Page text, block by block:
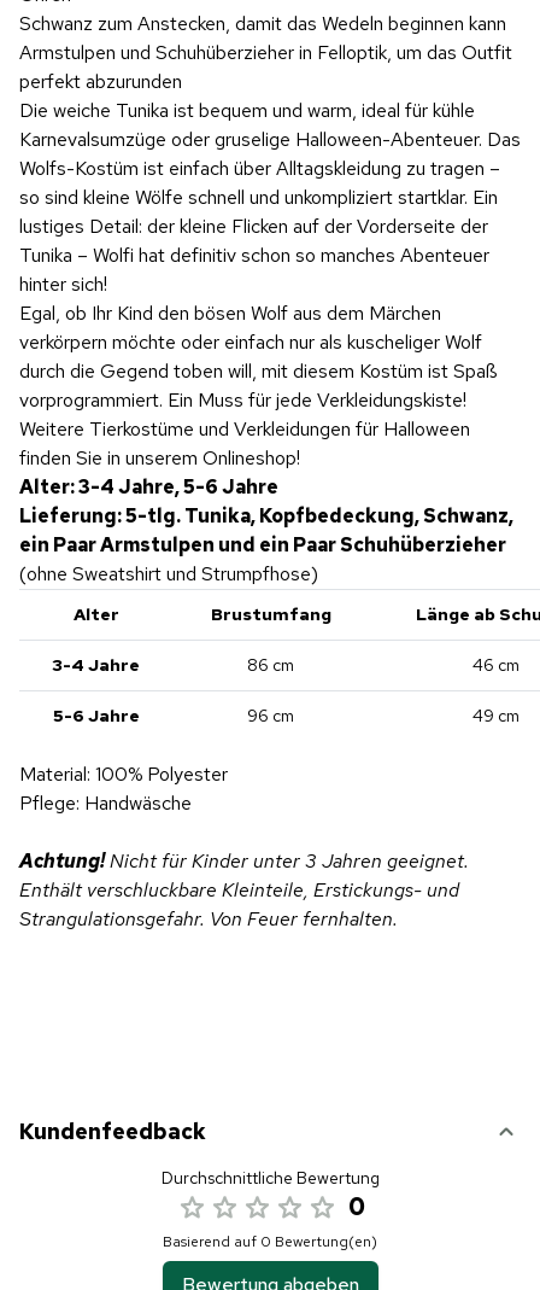
Schwanz zum Anstecken, damit das Wedeln beginnen kann
Armstulpen und Schuhüberzieher in Felloptik, um das Outfit
perfekt abzurunden
Die weiche Tunika ist bequem und warm, ideal für kühle
Karnevalsumzüge oder gruselige Halloween-Abenteuer. Das
Wolfs-Kostüm ist einfach über Alltagskleidung zu tragen –
so sind kleine Wölfe schnell und unkompliziert startklar. Ein
lustiges Detail: der kleine Flicken auf der Vorderseite der
Tunika – Wolfi hat definitiv schon so manches Abenteuer
hinter sich!
Egal, ob Ihr Kind den bösen Wolf aus dem Märchen
verkörpern möchte oder einfach nur als kuscheliger Wolf
durch die Gegend toben will, mit diesem Kostüm ist Spaß
vorprogrammiert. Ein Muss für jede Verkleidungskiste!
Weitere Tierkostüme und Verkleidungen für Halloween
finden Sie in unserem Onlineshop!
Alter: 3-4 Jahre, 5-6 Jahre
Lieferung: 5-tlg. Tunika, Kopfbedeckung, Schwanz,
ein Paar Armstulpen und ein Paar Schuhüberzieher
(ohne Sweatshirt und Strumpfhose)
Alter Brustumfang Länge ab
3-4 Jahre 86 cm 46 cm
5-6 Jahre 96 cm 49 cm
Material: 100% Polyester
Pflege: Handwäsche
Achtung!Nicht für Kinder unter 3 Jahren geeignet.
Enthält verschluckbare Kleinteile, Erstickungs- und
Strangulationsgefahr. Von Feuer fernhalten.
Kundenfeedback
Durchschnittliche Bewertung
0
Basierend auf 0 Bewertung(en)
Bewertung abgeben